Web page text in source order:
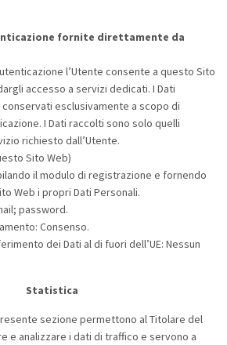
fornite direttamente da
l’Utente consente a questo Sito
accesso a servizi dedicati. I Dati
esclusivamente a scopo di
I Dati raccolti sono solo quelli
richiesto dall’Utente.
Sito Web)
il modulo di registrazione e fornendo
Web i propri Dati Personali.
password.
Consenso.
dei Dati al di fuori dell’UE: Nessun
Statistica
sezione permettono al Titolare del
e analizzare i dati di traffico e servono a